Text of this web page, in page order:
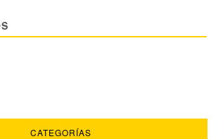
CATEGORÍAS